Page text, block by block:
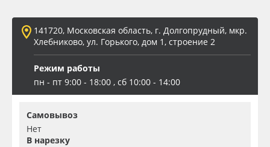
Заготовки для сувениров
141720, Московская область, г. Долгопрудный, мкр.
Хлебниково, ул. Горького, дом 1, строение 2
Режим работы
пн - пт 9:00 - 18:00 , сб 10:00 - 14:00
Самовывоз
Нет
В нарезку